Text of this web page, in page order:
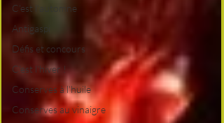
C'est l'automne
Antigaspi
Défis et concours
C'est l'hiver !
Conserves à l'huile
Conserves au vinaigre